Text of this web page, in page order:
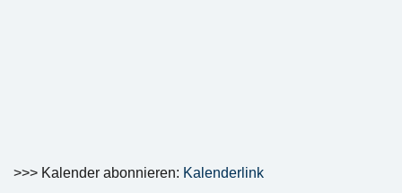
>>> Kalender abonnieren: Kalenderlink